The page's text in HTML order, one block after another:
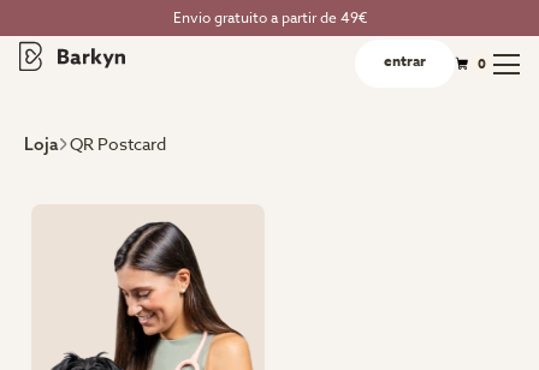
Envio gratuito a partir de 49€
entrar 0
Loja QR Postcard